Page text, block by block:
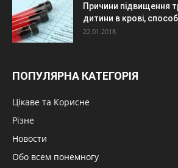
Причини підвищення
дитини в крові,
22.01.2018
ПОПУЛЯРНА КАТЕГОРІЯ
Цікаве та Корисне
Різне
Новости
Обо всем понемногу